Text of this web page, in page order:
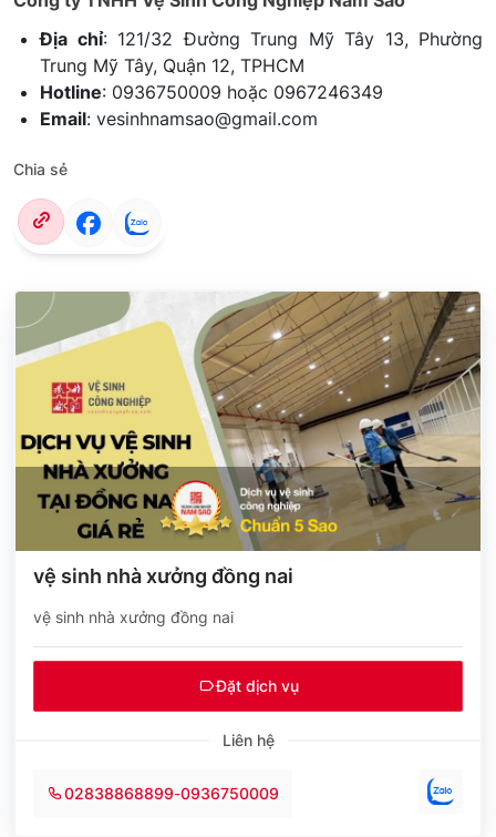
Địa chỉ: 121/32 Đường Trung Mỹ Tây 13, Phường
Trung Mỹ Tây, Quận 12, TPHCM
Hotline: 0936750009 hoặc 0967246349
Email: vesinhnamsao@gmail.com
Chia sẻ
vệ sinh nhà xưởng đồng nai
vệ sinh nhà xưởng đồng nai
Đặt dịch vụ
Liên hệ
02838868899-0936750009